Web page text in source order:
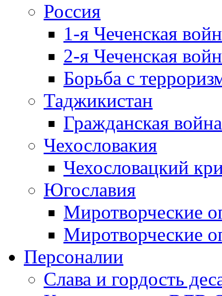
Россия
1-я Чеченская
2-я Чеченская
Борьба с
Таджикистан
Гражданская
Чехословакия
Чехословацкий
Югославия
Миротворческие
Миротворческие
Персоналии
Слава и гордость